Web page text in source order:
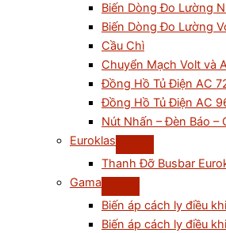
Biến Dòng Đo Lường
Biến Dòng Đo Lường
Cầu Chì
Chuyển Mạch Volt và
Đồng Hồ Tủ Điện AC
Đồng Hồ Tủ Điện AC
Nút Nhấn – Đèn Báo –
Euroklas
Thanh Đỡ Busbar
Gama
Biến áp cách ly điều
Biến áp cách ly điều